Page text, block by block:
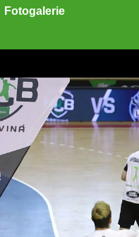
Zobrazit galerii
Fotogalerie
ODKAZ
FACEBOOK
TWITTER